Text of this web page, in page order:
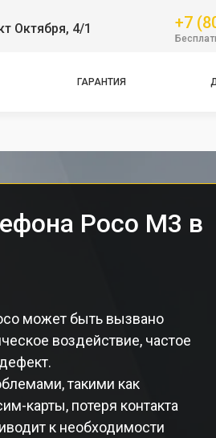
Октября, 4/1 +7
ГАРАНТИЯ
Poco M3 в
может быть вызвано
воздействие, частое
такими как
карты, потеря контакта
к необходимости